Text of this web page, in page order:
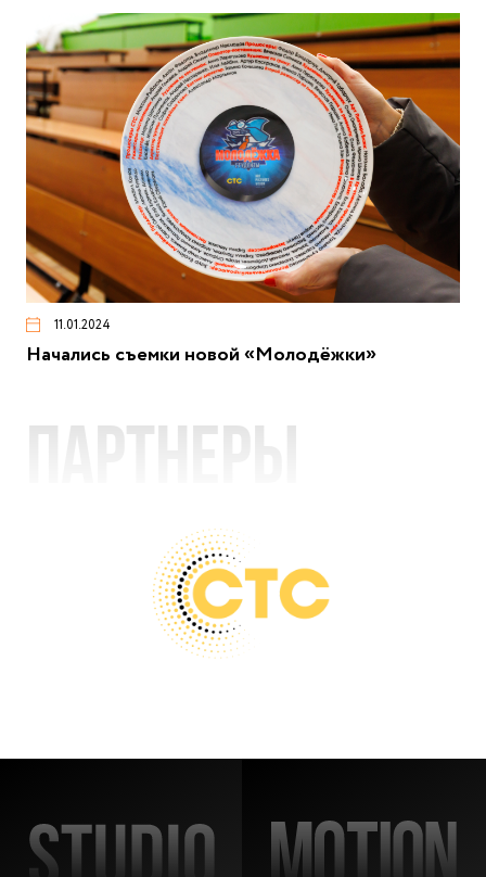
11.01.2024
Начались съемки новой «Молодёжки»
Партнеры